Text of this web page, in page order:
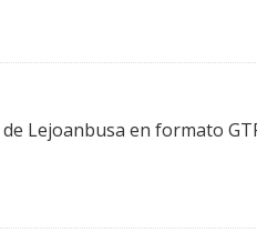
Lejoanbusa en formato